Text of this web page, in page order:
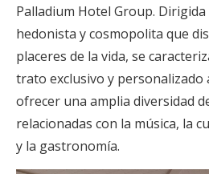
Palladium Hotel Group.
hedonista y cosmopolita que
placeres de la vida, se
trato exclusivo y personalizado
ofrecer una amplia diversidad
relacionadas con la música, la
y la gastronomía.